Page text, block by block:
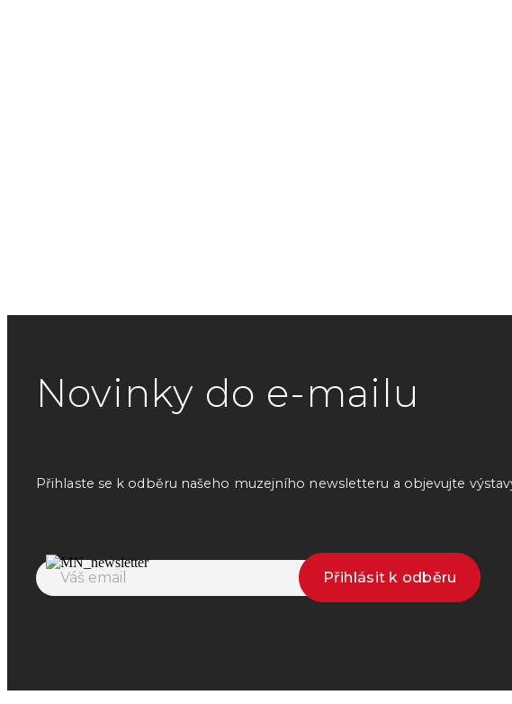
Novinky do e-mailu
Přihlaste se k odběru našeho muzejního newsletteru a objevujte
Přihlásit k odběru